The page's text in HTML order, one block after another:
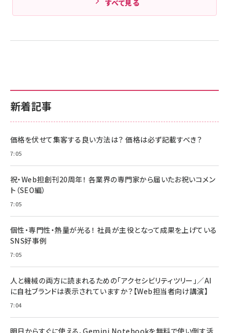
新着記事
価格を伏せて集客する良い方法は？ 価格は必ず記載すべき？
7:05
祝・Web担創刊20周年！ 各業界の専門家から届いたお祝いコメン
ト（SEO編）
7:05
個性・専門性・熱量が光る！ 社員が主役となって成果を上げている
SNS好事例
7:05
人と機械の両方に読まれるための「アクセシビリティツリー」／AI
に自社ブランドは表示されていますか？【Web担当者向け講演】
7:04
明日からすぐに使える、Gemini Notebookを無料で使い倒す活
すべて見る